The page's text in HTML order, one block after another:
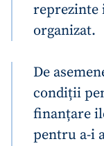
reprezinte
organizat.
De
condiții
finanțare
pentru a-i